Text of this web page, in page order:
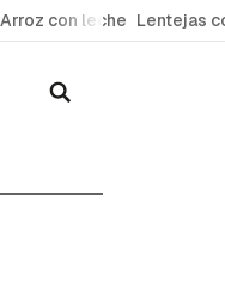
Arroz con leche Lentejas